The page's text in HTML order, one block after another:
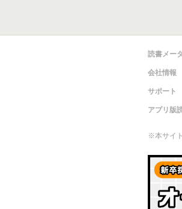
読書メー
会社情報
サポート
アプリ版
※本サイ